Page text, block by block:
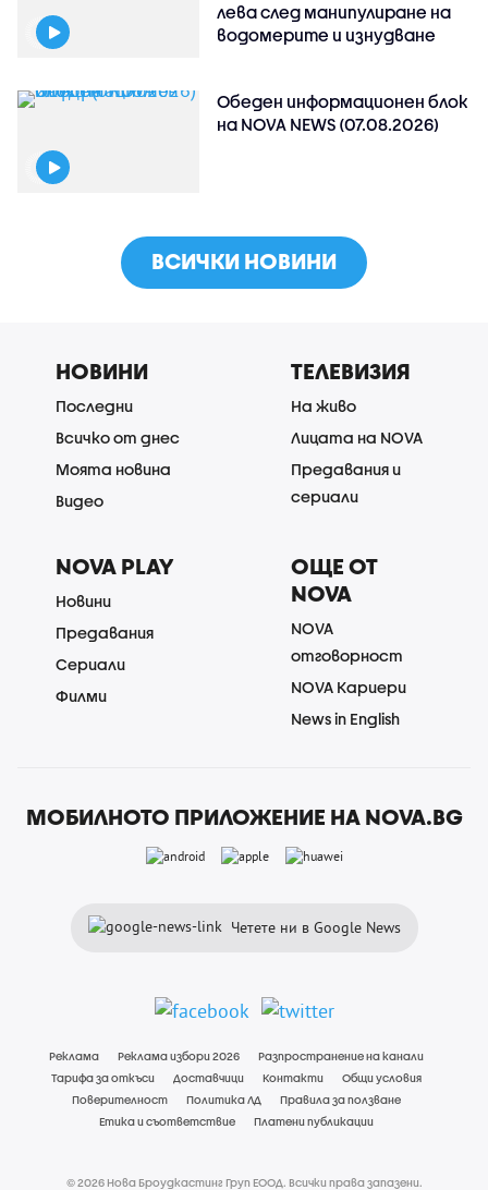
лева след манипулиране на
водомерите и изнудване
Обеден информационен блок
на NOVA NEWS (07.08.2026)
ВСИЧКИ НОВИНИ
НОВИНИ
Последни
Всичко от днес
Моята новина
Видео
ТЕЛЕВИЗИЯ
На живо
Лицата на NOVA
Предавания и
сериали
NOVA PLAY
Новини
Предавания
Сериали
Филми
ОЩЕ ОТ
NOVA
NOVA
отговорност
NOVA Кариери
News in English
МОБИЛНОТО ПРИЛОЖЕНИЕ НА NOVA.BG
Четете ни в Google News
Реклама Реклама избори 2026
Разпространение на канали
Тарифа за откъси
Доставчици Контакти
Общи условия
Поверителност
Политика ЛД
Правила за ползване
Етика и съответствие
Платени публикации
© 2026 Нова Броудкастинг Груп ЕООД. Всички права запазени.